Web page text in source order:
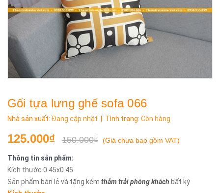
Gối tựa lưng ghế sofa 066
Nhà sản xuất: Đang cập nhật | Tình trạng: Còn hàng
125.000₫ 150.000₫ (Giá chưa bao gồm VAT)
Thông tin sản phẩm:
Kích thước 0.45x0.45
Sản phẩm bán lẻ và tặng kèm thảm trải phòng khách bất kỳ